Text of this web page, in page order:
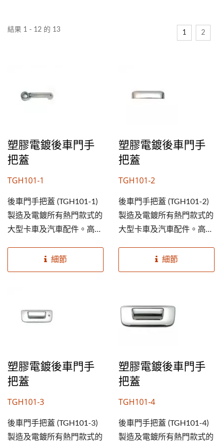
結果 1 - 12 的 13 1 2
塑膠電鍍後車門手
把蓋
TGH101-1
後車門手把蓋 (TGH101-1)
製造及電鍍所有熱門款式的
大型卡車及汽車配件。高規
觀能延長使用期限並美化您
的車子。提高您的後車門手
細節
塑膠電鍍後車門手
把蓋
TGH101-2
後車門手把蓋 (TGH101-2)
製造及電鍍所有熱門款式的
大型卡車及汽車配件。高規
觀能延長使用期限並美化您
的車子。提高您的後車門手
細節
塑膠電鍍後車門手
把蓋
TGH101-3
後車門手把蓋 (TGH101-3)
製造及電鍍所有熱門款式的
塑膠電鍍後車門手
把蓋
TGH101-4
後車門手把蓋 (TGH101-4)
製造及電鍍所有熱門款式的